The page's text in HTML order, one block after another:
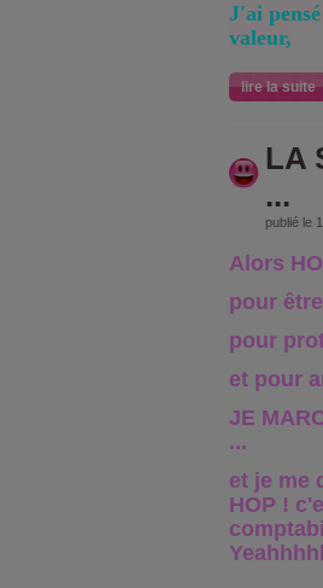
J'ai
valeur,
lire la suite
LA
...
publié le
Alors
pour
pour
et pour
JE
...
et je me
HOP !